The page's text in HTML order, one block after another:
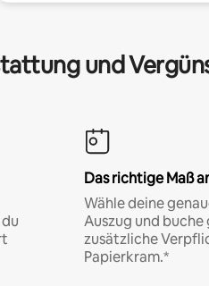
und
Das richtige Maß
Wähle deine
Auszug und buche
zusätzliche
Papierkram.*